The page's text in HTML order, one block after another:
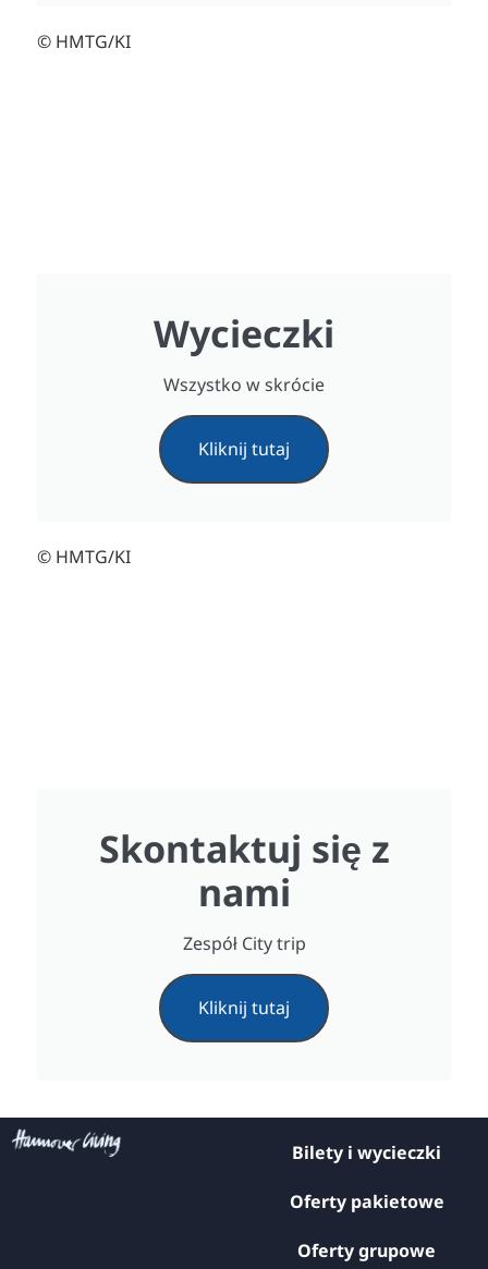
© HMTG/KI
Wycieczki
Wszystko w skrócie
Kliknij tutaj
© HMTG/KI
Skontaktuj się z
nami
Zespół City trip
Kliknij tutaj
Bilety i wycieczki
Oferty pakietowe
Oferty grupowe